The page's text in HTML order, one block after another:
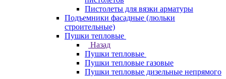
Пистолеты для вязки арматуры
Подъемники фасадные (люльки
строительные)
Пушки тепловые
Назад
Пушки тепловые
Пушки тепловые газовые
Пушки тепловые дизельные непрямого